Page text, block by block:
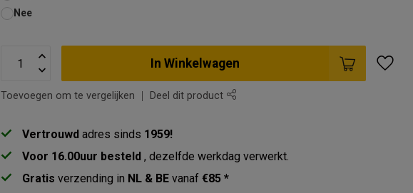
Nee
In Winkelwagen
Toevoegen om te vergelijken Deel dit product
Vertrouwd adres sinds 1959!
Voor 16.00uur besteld, dezelfde werkdag verwerkt.
Gratis verzending in NL & BE vanaf€85 *